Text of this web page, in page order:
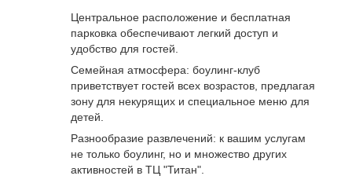
Центральное расположение и бесплатная
парковка обеспечивают легкий доступ и
удобство для гостей.
Семейная атмосфера: боулинг-клуб
приветствует гостей всех возрастов, предлагая
зону для некурящих и специальное меню для
детей.
Разнообразие развлечений: к вашим услугам
не только боулинг, но и множество других
активностей в ТЦ "Титан".